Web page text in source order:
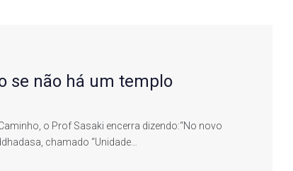
se não há um templo
o Prof Sasaki encerra dizendo:“No novo
chamado “Unidade…